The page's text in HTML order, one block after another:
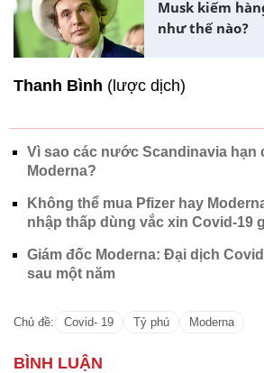
Musk kiếm
như thế nào?
Thanh Bình (lược dịch)
Vì sao các nước Scandinavia hạn
Moderna?
Không thể mua Pfizer hay
nhập thấp dùng vắc xin Covid-19
Giám đốc Moderna: Đại dịch
sau một năm
Chủ đề: Covid- 19 Tỷ phú Moderna